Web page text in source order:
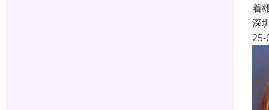
着
深
25-